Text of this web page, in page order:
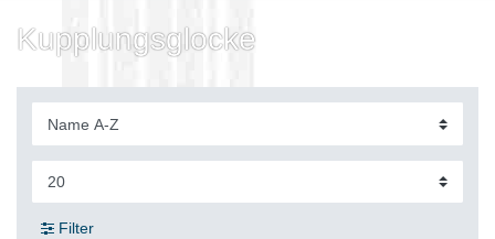
Kupplungsglocke
Filter